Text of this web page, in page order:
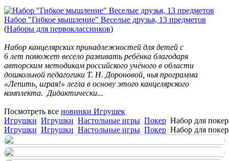
Набор "Гибкое мышление" Веселые друзья, 13 предметов
(Наборы для первоклассников)
Набор канцелярских принадлежностей для детей c
6 лет поможет весело развивать ребёнка благодаря
авторским методикам российского учёного в области
дошкольной педагогики Т. Н. Дороновой, чья программа
«Лепить, играя!» легла в основу этого канцелярского
комплекта. Дидактически...
Посмотреть все новинки Игрушек
Игрушки Игрушки Настольные игры Покер Набор для
Игрушки Игрушки Настольные игры Покер Набор для